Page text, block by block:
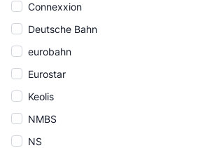
Connexxion
Deutsche Bahn
eurobahn
Eurostar
Keolis
NMBS
NS